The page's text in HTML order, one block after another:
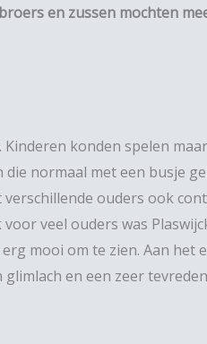
en zussen mochten
Kinderen konden spelen
normaal met een busje
ouders ook
veel ouders was
mooi om te zien. Aan
en een zeer